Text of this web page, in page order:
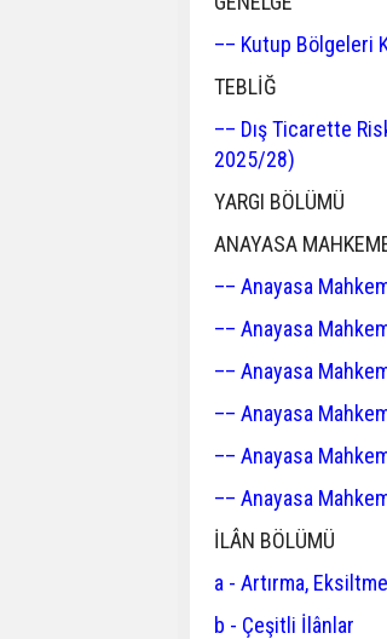
–– Kutup Bölgeleri
TEBLİĞ
–– Dış Ticarette
2025/28)
YARGI BÖLÜMÜ
ANAYASA
–– Anayasa
–– Anayasa
–– Anayasa
–– Anayasa
–– Anayasa
–– Anayasa
İLÂN BÖLÜMÜ
a - Artırma,
b - Çeşitli İlânlar